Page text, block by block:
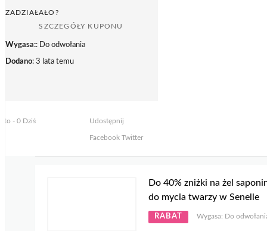
ZADZIAŁAŁO?
SZCZEGÓŁY KUPONU
Wygasa:: Do odwołania
Dodano: 3 lata temu
- 0 Dziś Udostępnij
FacebookTwitter
Do 40% zniżki na żel
do mycia twarzy w Senelle
RABAT Wygasa: Do